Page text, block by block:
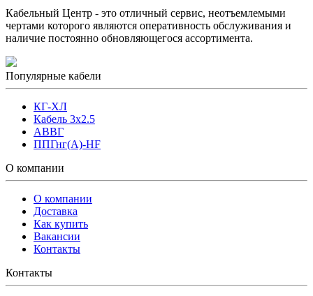
Кабельный Центр - это отличный сервис, неотъемлемыми
чертами которого являются оперативность обслуживания и
наличие постоянно обновляющегося ассортимента.
Популярные кабели
КГ-ХЛ
Кабель 3x2.5
АВВГ
ППГнг(А)-HF
О компании
О компании
Доставка
Как купить
Вакансии
Контакты
Контакты